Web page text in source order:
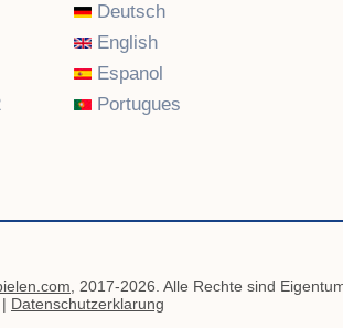
Deutsch
English
Espanol
Portugues
, 2017-2026. Alle Rechte sind
| Datenschutzerklarung